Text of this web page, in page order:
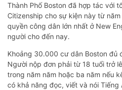
Thành Phố Boston đã hợp tác với
Citizenship cho sự kiện này từ
quyền công dân lớn nhất ở New
người cho đến nay.
Khoảng 30.000 cư dân Boston đủ
Người nộp đơn phải từ 18 tuổi trở
trong năm năm hoặc ba năm nếu
có khả năng đọc, viết và nói Tiếng